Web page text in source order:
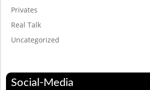
Privates
Real Talk
Uncategorized
Social-Media